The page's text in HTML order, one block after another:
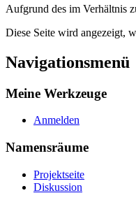
Aufgrund des im Verhältnis
Diese Seite wird angezeigt,
Navigationsmenü
Meine Werkzeuge
Anmelden
Namensräume
Projektseite
Diskussion